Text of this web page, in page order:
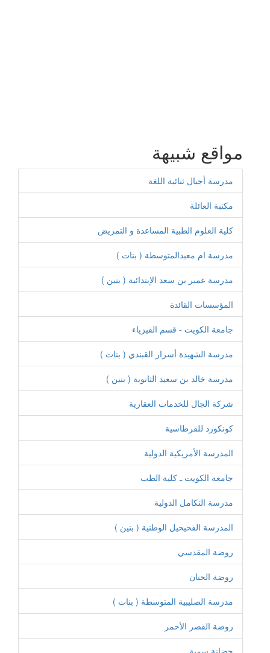
مواقع شبيهة
مدرسة أجيال ثنائية اللغة
مكتبة العائلة
كلية العلوم الطبية المساعدة و التمريض
مدرسة ام معبدالمتوسطة ( بنات )
مدرسة عمير بن سعد الإبتدائية ( بنين )
المؤسسات القائدة
جامعة الكويت - قسم الفيزياء
مدرسة الشهيدة أسرار القبندي ( بنات )
مدرسة خالد بن سعيد الثانوية ( بنين )
شركة الجال للخدمات العقارية
كونكورد للقرطاسية
المدرسة الأمريكية الدولية
جامعة الكويت ـ كلية الطب
مدرسة التكامل الدولية
المدرسة الفحيحيل الوطنية ( بنين )
روضة المقدسي
روضة الحنان
مدرسة الصليبية المتوسطة ( بنات )
روضة القصر الأحمر